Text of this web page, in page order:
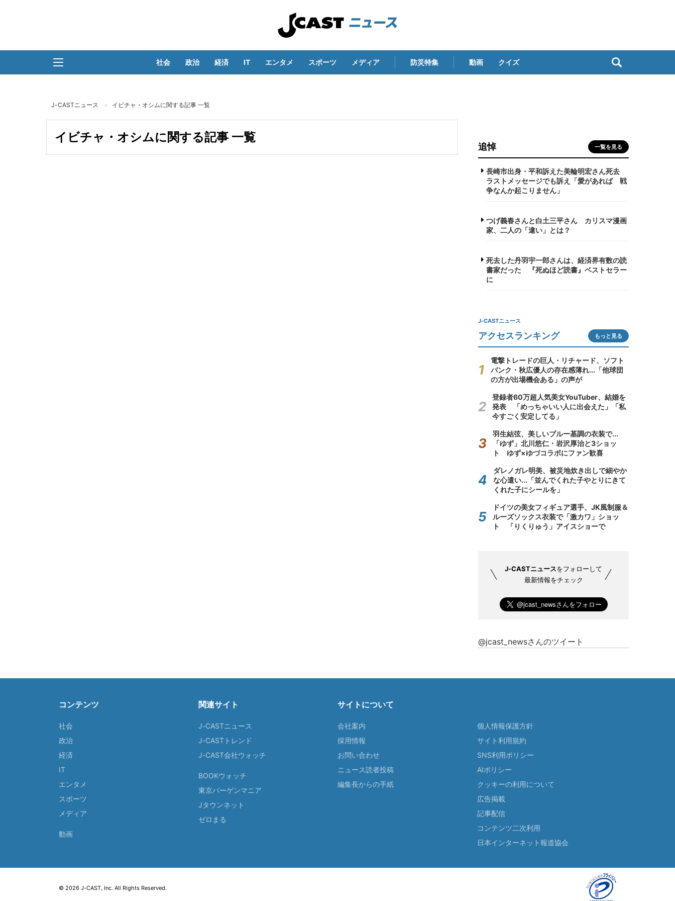
社会 政治 経済 IT エンタメ スポーツ メディア 防災特集 動画 クイズ
J-CASTニュース イビチャ・オシムに関する記事 一覧
イビチャ・オシムに関する記事 一覧
追悼 一覧を見る
長崎市出身・平和訴えた美輪明宏さん死去
ラストメッセージでも訴え「愛があれば 戦
争なんか起こりません」
つげ義春さんと白土三平さん カリスマ漫画
家、二人の「違い」とは？
死去した丹羽宇一郎さんは、経済界有数の読
書家だった 『死ぬほど読書』ベストセラー
に
J-CASTニュース
アクセスランキング もっと見る
電撃トレードの巨人・リチャード、ソフト
バンク・秋広優人の存在感薄れ...「他球団
の方が出場機会ある」の声が
登録者60万超人気美女YouTuber、結婚を
発表 「めっちゃいい人に出会えた」「私
今すごく安定してる」
羽生結弦、美しいブルー基調の衣装で...
「ゆず」北川悠仁・岩沢厚治と3ショッ
ト ゆず×ゆづコラボにファン歓喜
ダレノガレ明美、被災地炊き出しで細やか
な心遣い...「並んでくれた子やとりにきて
くれた子にシールを」
ドイツの美女フィギュア選手、JK風制服＆
ルーズソックス衣装で「激カワ」ショッ
ト 「りくりゅう」アイスショーで
J-CASTニュースをフォローして
最新情報をチェック
@jcast_newsさんのツイート
コンテンツ
社会
政治
経済
IT
エンタメ
スポーツ
メディア
動画
関連サイト
J-CASTニュース
J-CASTトレンド
J-CAST会社ウォッチ
BOOKウォッチ
東京バーゲンマニア
Jタウンネット
ゼロまる
サイトについて
会社案内
採用情報
お問い合わせ
ニュース読者投稿
編集長からの手紙
個人情報保護方針
サイト利用規約
SNS利用ポリシー
AIポリシー
クッキーの利用について
広告掲載
記事配信
コンテンツ二次利用
日本インターネット報道協会
© 2026 J-CAST, Inc. All Rights Reserved.